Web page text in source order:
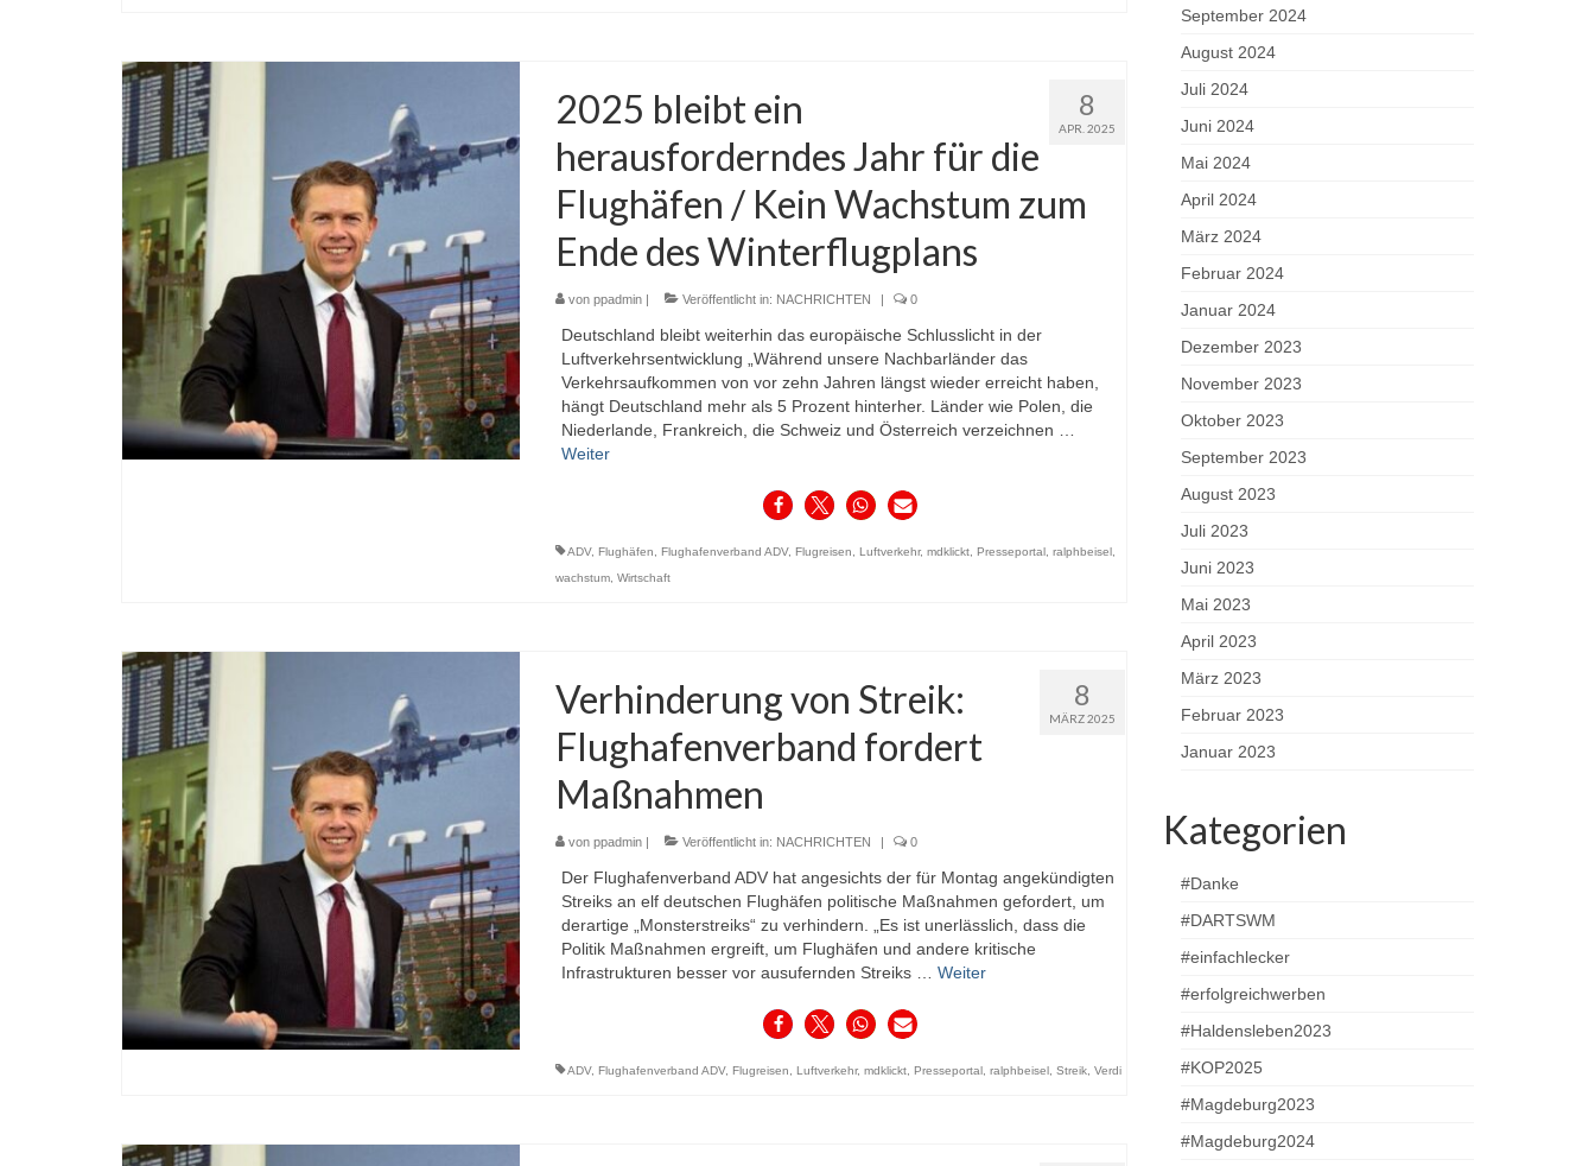
8
APR. 2025
2025 bleibt ein
herausforderndes Jahr für die
Flughäfen / Kein Wachstum zum
Ende des Winterflugplans
von ppadmin| Veröffentlicht in: NACHRICHTEN | 0
Deutschland bleibt weiterhin das europäische Schlusslicht in der
Luftverkehrsentwicklung „Während unsere Nachbarländer das
Verkehrsaufkommen von vor zehn Jahren längst wieder erreicht haben,
hängt Deutschland mehr als 5 Prozent hinterher. Länder wie Polen, die
Niederlande, Frankreich, die Schweiz und Österreich verzeichnen …
Weiter
ADV, Flughäfen Flughafenverband ADV, Flugreisen Luftverkehr, mdklickt, Presseportal, ralphbeisel,
wachstum, Wirtschaft
8
MÄRZ 2025
Verhinderung von Streik:
Flughafenverband fordert
Maßnahmen
von ppadmin| Veröffentlicht in: NACHRICHTEN | 0
Der Flughafenverband ADV hat angesichts der für Montag angekündigten
Streiks an elf deutschen Flughäfen politische Maßnahmen gefordert, um
derartige „Monsterstreiks“ zu verhindern. „Es ist unerlässlich, dass die
Politik Maßnahmen ergreift, um Flughäfen und andere kritische
Infrastrukturen besser vor ausufernden Streiks … Weiter
ADV, Flughafenverband ADV, Flugreisen Luftverkehr, mdklickt, Presseportal, ralphbeisel, Streik, Verdi
September 2024
August 2024
Juli 2024
Juni 2024
Mai 2024
April 2024
März 2024
Februar 2024
Januar 2024
Dezember 2023
November 2023
Oktober 2023
September 2023
August 2023
Juli 2023
Juni 2023
Mai 2023
April 2023
März 2023
Februar 2023
Januar 2023
Kategorien
#Danke
#DARTSWM
#einfachlecker
#erfolgreichwerben
#Haldensleben2023
#KOP2025
#Magdeburg2023
#Magdeburg2024